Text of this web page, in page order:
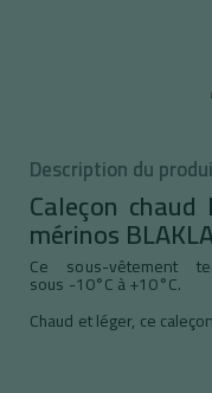
Description du
Caleçon
mérinos
Ce sous-vêtement
sous -10°C à +10°C.
Chaud et léger, ce